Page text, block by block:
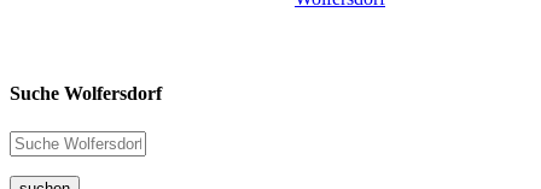
Suche Wolfersdorf